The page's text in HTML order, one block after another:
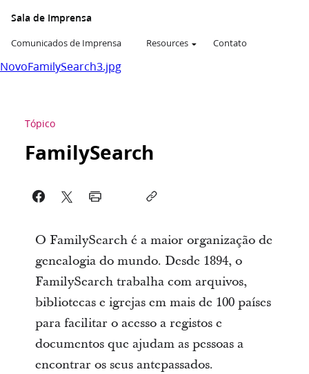
Sala de Imprensa
Comunicados de Imprensa Resources Contato
NovoFamilySearch3.jpg
Tópico
FamilySearch
O FamilySearch é a maior organização de
genealogia do mundo. Desde 1894, o
FamilySearch trabalha com arquivos,
bibliotecas e igrejas em mais de 100 países
para facilitar o acesso a registos e
documentos que ajudam as pessoas a
encontrar os seus antepassados.